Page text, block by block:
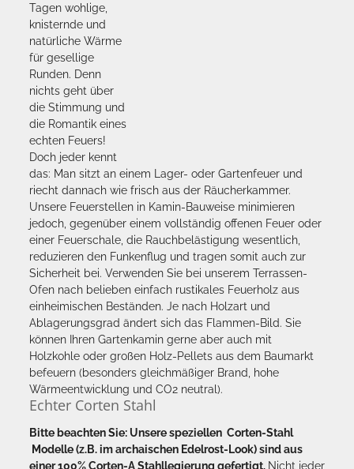
Tagen wohlige,
knisternde und
natürliche Wärme
für gesellige
Runden. Denn
nichts geht über
die Stimmung und
die Romantik eines
echten Feuers!
Doch jeder kennt
das: Man sitzt an einem Lager- oder Gartenfeuer und
riecht dannach wie frisch aus der Räucherkammer.
Unsere Feuerstellen in Kamin-Bauweise minimieren
jedoch, gegenüber einem vollständig offenen Feuer oder
einer Feuerschale, die Rauchbelästigung wesentlich,
reduzieren den Funkenflug und tragen somit auch zur
Sicherheit bei. Verwenden Sie bei unserem Terrassen-
Ofen nach belieben einfach rustikales Feuerholz aus
einheimischen Beständen. Je nach Holzart und
Ablagerungsgrad ändert sich das Flammen-Bild. Sie
können Ihren Gartenkamin gerne aber auch mit
Holzkohle oder großen Holz-Pellets aus dem Baumarkt
befeuern (besonders gleichmäßiger Brand, hohe
Wärmeentwicklung und CO2 neutral).
Echter Corten Stahl
Bitte beachten Sie: Unsere speziellen Corten-Stahl
Modelle (z.B. im archaischen Edelrost-Look) sind aus
einer 100% Corten-A Stahllegierung gefertigt. Nicht jeder